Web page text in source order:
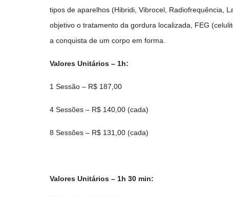
tipos de aparelhos (Hibridi, Vibrocel, Radiofrequência,
objetivo o tratamento da gordura localizada, FEG
a conquista de um corpo em forma.
Valores Unitários – 1h:
1 Sessão – R$ 187,00
4 Sessões – R$ 140,00 (cada)
8 Sessões – R$ 131,00 (cada)
Valores Unitários – 1h 30 min: